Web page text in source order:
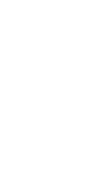
Een
leden. Ze